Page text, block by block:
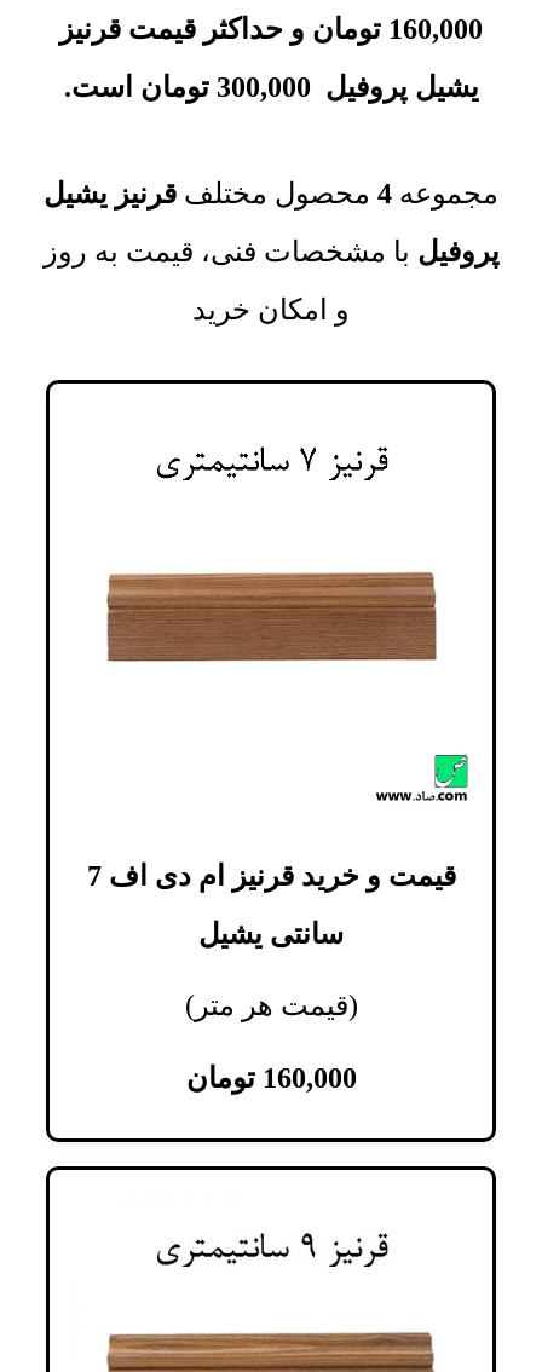
160,000 تومان و حداکثر قیمت قرنیز
یشیل پروفیل 300,000 تومان است.
مجموعه‌ 4 محصول مختلف قرنیز یشیل
پروفیل با مشخصات فنی، قیمت به روز
و امکان خرید
قیمت و خرید قرنیز ام دی اف 7
سانتی یشیل
(قیمت هر متر)
160,000 تومان